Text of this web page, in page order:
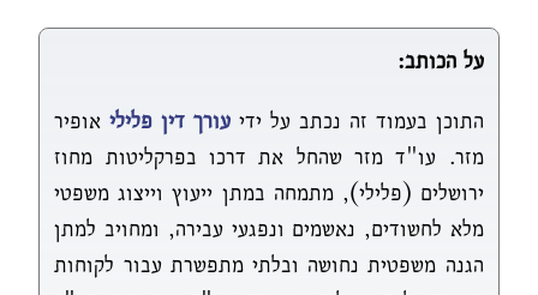
על הכותב:
התוכן בעמוד זה נכתב על ידי עורך דין פליליאופיר
מזר. עו"ד מזר שהחל את דרכו בפרקליטות מחוז
ירושלים (פלילי), מתמחה במתן ייעוץ וייצוג משפטי
מלא לחשודים, נאשמים ונפגעי עבירה, ומחויב למתן
הגנה משפטית נחושה ובלתי מתפשרת עבור לקוחות